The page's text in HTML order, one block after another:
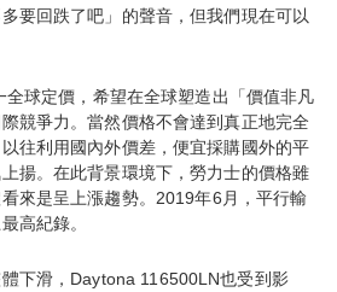
要回跌了吧」的聲音，但我們現在可以
球定價，希望在全球塑造出「價值非凡
競爭力。當然價格不會達到真正地完全
往利用國內外價差，便宜採購國外的平
揚。在此背景環境下，勞力士的價格雖
來是呈上漲趨勢。2019年6月，平行輸
高紀錄。
下滑，Daytona 116500LN也受到影